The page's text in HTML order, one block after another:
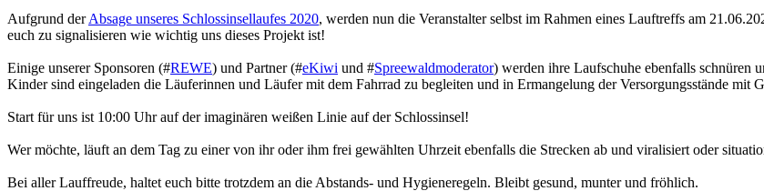
Aufgrund derAbsage unseres Schlossinsellaufes 2020, werden nun die Veranstalter selbst im Rahmen eines Lauftreffs am
euch zu signalisieren wie wichtig uns dieses Projekt ist!
Einige unserer Sponsoren (#REWE) und Partner (#eKiwi und #Spreewaldmoderator) werden ihre Laufschuhe ebenfalls schnüren
Kinder sind eingeladen die Läuferinnen und Läufer mit dem Fahrrad zu begleiten und in Ermangelung der Versorgungsstände mit
Start für uns ist 10:00 Uhr auf der imaginären weißen Linie auf der Schlossinsel!
Wer möchte, läuft an dem Tag zu einer von ihr oder ihm frei gewählten Uhrzeit ebenfalls die Strecken ab und viralisiert oder
Bei aller Lauffreude, haltet euch bitte trotzdem an die Abstands- und Hygieneregeln. Bleibt gesund, munter und fröhlich.